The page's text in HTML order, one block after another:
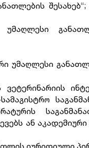
შესახებ“;
უმაღლესი
ან
იურიდიული